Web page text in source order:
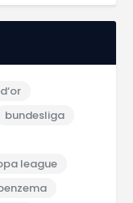
bundesliga
league